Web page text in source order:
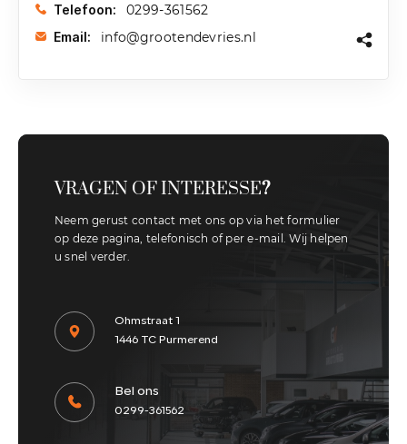
Telefoon: 0299-361562
Email: info@grootendevries.nl
VRAGEN OF INTERESSE?
Neem gerust contact met ons op via het formulier
op deze pagina, telefonisch of per e-mail. Wij helpen
u snel verder.
Ohmstraat 1
1446 TC Purmerend
Bel ons
0299-361562